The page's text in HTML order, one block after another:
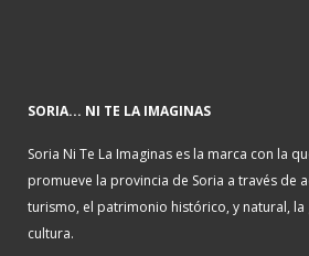
SORIA... NI TE LA IMAGINAS
Soria Ni Te La Imaginas es la marca con la
promueve la provincia de Soria a través de
turismo, el patrimonio histórico, y natural,
cultura.